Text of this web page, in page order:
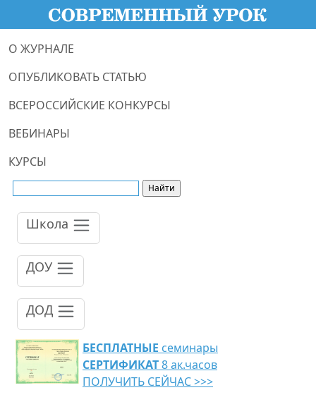
О ЖУРНАЛЕ
ОПУБЛИКОВАТЬ СТАТЬЮ
ВСЕРОССИЙСКИЕ КОНКУРСЫ
ВЕБИНАРЫ
КУРСЫ
Школа
ДОУ
ДОД
БЕСПЛАТНЫЕ семинары
СЕРТИФИКАТ8 ак.часов
ПОЛУЧИТЬ СЕЙЧАС >>>